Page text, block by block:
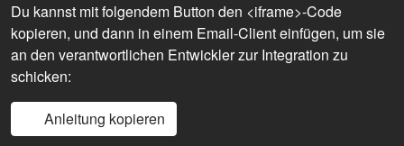
Du kannst mit folgendem Button den <iframe>-Code
kopieren, und dann in einem Email-Client einfügen, um sie
an den verantwortlichen Entwickler zur Integration zu
schicken:
Anleitung kopieren